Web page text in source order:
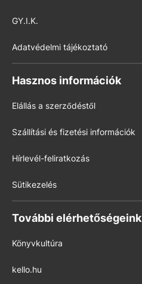
GY.I.K.
Adatvédelmi tájékoztató
Hasznos információk
Elállás a szerződéstől
Szállítási és fizetési információk
Hírlevél-feliratkozás
Sütikezelés
További elérhetőségeink
Könyvkultúra
kello.hu